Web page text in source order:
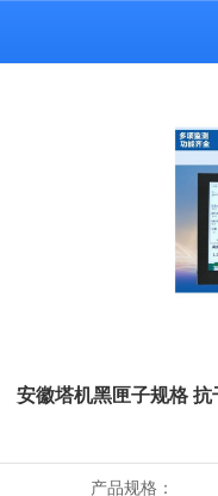
安徽塔机黑匣子规格 抗
产品规格：